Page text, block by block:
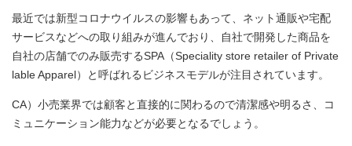
最近では新型コロナウイルスの影響もあって、ネット通販や宅配
サービスなどへの取り組みが進んでおり、自社で開発した商品を
自社の店舗でのみ販売するSPA（Speciality store retailer of Private
lable Apparel）と呼ばれるビジネスモデルが注目されています。
CA）小売業界では顧客と直接的に関わるので清潔感や明るさ、コ
ミュニケーション能力などが必要となるでしょう。